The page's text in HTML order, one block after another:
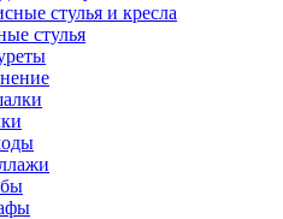
стулья и кресла
стулья